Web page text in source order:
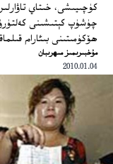
كۈچىيىشى، خىتاي
چۈشۈپ كېتىشىنى
ھۆكۈمىتىنى بىئارام
ﻣﯘﺧﺒﯩﺮﯨﻤﯩﺰ ﻣﯩﻬﺮﯨﺒﺎﻥ
2010.01.04